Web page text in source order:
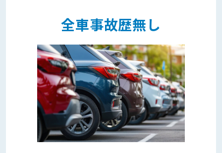
全車事故歴無し